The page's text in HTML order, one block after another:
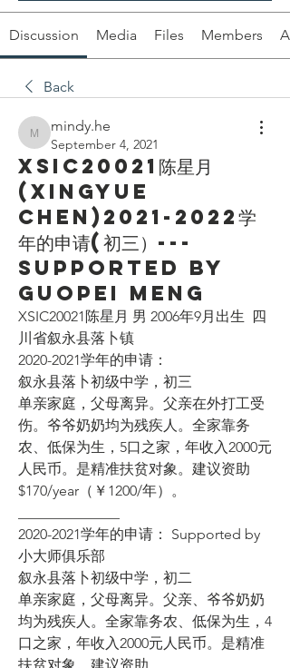
Discussion Media Files Members
Back
mindy.he
mindy.he
September 4, 2021
XSIC20021陈星月
(Xingyue
Chen)2021-2022学
年的申请(初三）---
Supported by
Guopei Meng
XSIC20021陈星月 男 2006年9月出生  四
川省叙永县落卜镇
2020-2021学年的申请：
叙永县落卜初级中学，初三
单亲家庭，父母离异。父亲在外打工受
伤。爷爷奶奶均为残疾人。全家靠务
农、低保为生，5口之家，年收入2000元
人民币。是精准扶贫对象。建议资助
$170/year（￥1200/年）。
2020-2021学年的申请： Supported by
小大师俱乐部
叙永县落卜初级中学，初二
单亲家庭，父母离异。父亲、爷爷奶奶
均为残疾人。全家靠务农、低保为生，4
口之家，年收入2000元人民币。是精准